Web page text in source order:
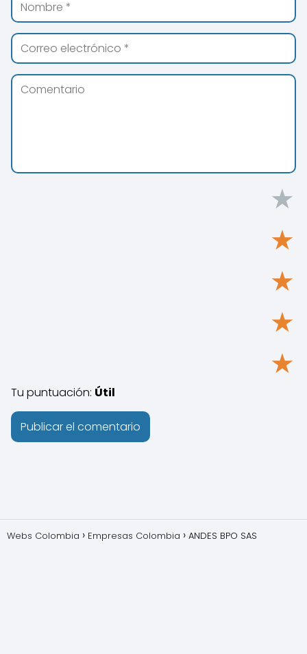
★
★
★
★
★
Tu puntuación: Útil
Webs Colombia Empresas Colombia ANDES BPO SAS